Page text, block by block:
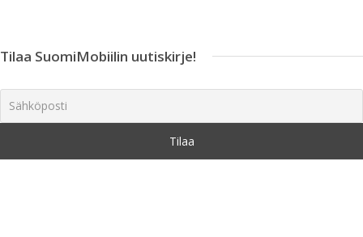
Tilaa SuomiMobiilin uutiskirje!